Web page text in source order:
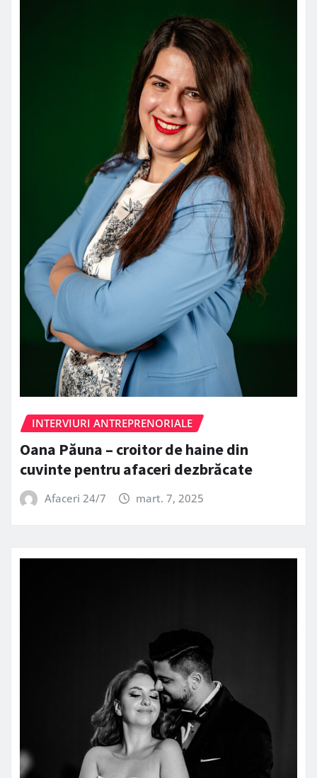
INTERVIURI ANTREPRENORIALE
Oana Păuna – croitor de haine din
cuvinte pentru afaceri dezbrăcate
Afaceri 24/7 mart. 7, 2025